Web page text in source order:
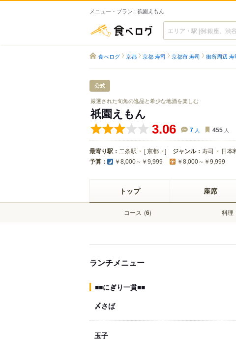
メニュー・プラン : 祇園えもん
食べログ
食べログ 京都 京都 寿司 京都市 寿司 御所周辺 寿
公式
厳選された旬魚の逸品と希少な地酒を楽しむ
祇園えもん
3.06 7 人 455 人
最寄り駅： 二条駅 [京都 ] ジャンル： 寿司 日本
予算： ￥8,000～￥9,999 ￥8,000～￥9,999
トップ 座席
コース (6) 料理
ランチメニュー
■■にぎり一貫■■
〆さば
玉子